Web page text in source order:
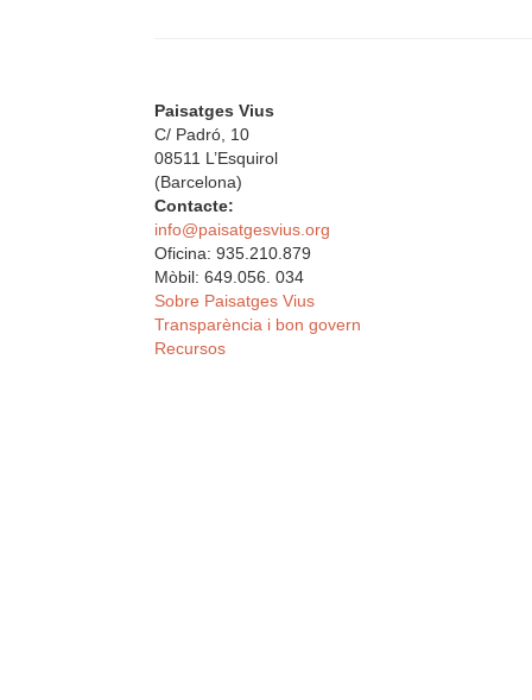
Paisatges Vius
C/ Padró, 10
08511 L’Esquirol
(Barcelona)
Contacte:
info@paisatgesvius.org
Oficina: 935.210.879
Mòbil: 649.056. 034
Sobre Paisatges Vius
Transparència i bon govern
Recursos